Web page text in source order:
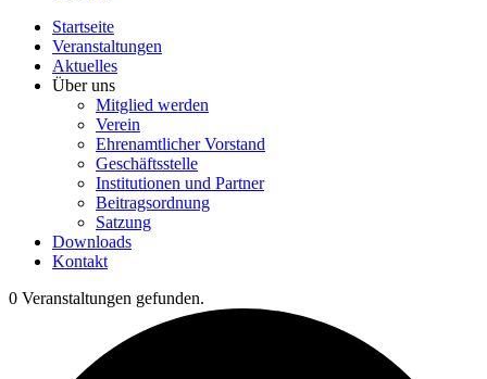
Startseite
Veranstaltungen
Aktuelles
Über uns
Mitglied werden
Verein
Ehrenamtlicher Vorstand
Geschäftsstelle
Institutionen und Partner
Beitragsordnung
Satzung
Downloads
Kontakt
0 Veranstaltungen gefunden.